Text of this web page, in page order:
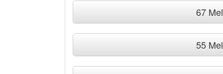
67
55